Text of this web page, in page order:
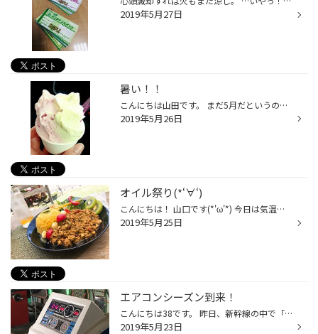
2019年5月27日
暑い！！
こんにちは山田です。 まだ5月だというのに連日この暑さ。今日明日は30度を超えるみたいですね！ 真夏はどうなるんでしょう(*´з`) さて、こんな暑さの日はやっぱり冷たいもの～ということで、 最近お気に入りのジェラート屋さんをご紹介♪ 新発田市にある唐揚げとジェラートのお店「しばたマルシェ」...
2019年5月26日
オイル祭り(*‘∀‘)
こんにちは！ 山口です(*'ω'*) 今日は気温が28度も!! 真夏日ですね。 明日は30度もあるそうですよ( ;∀;) 熱中症には気をつけてください|дﾟ) この前のお休みにジェリカフェに行ってきました(^^)/ お店の空間もよく、料理もすごく美味しかったのでオススメです(*‘∀‘) タイヤ館 竹尾では27日までオイル...
2019年5月25日
エアコンシーズン到来！
こんにちは38です。 昨日、新幹線の中で「でーれーガールズ」を号泣しながら読んでいたのは私です。 空いててよかった～。 原田マハはタイヤの次くらいに熱く語れそうです！ 連日暑い日が続いております。 紫外線対策をお忘れなく！ また、お車のエアコンはしっかり効いていますか？ 冷えが悪いな～...
2019年5月23日